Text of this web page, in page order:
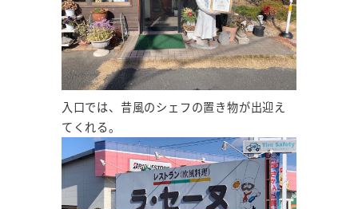
入口では、昔風のシェフの置き物が出迎え
てくれる。